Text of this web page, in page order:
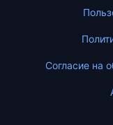
Согласие на